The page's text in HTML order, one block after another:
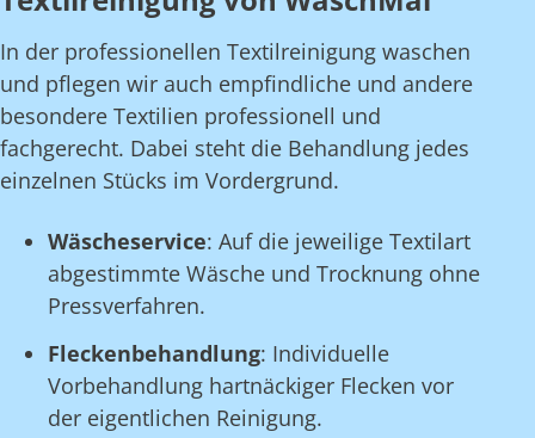
In der professionellen Textilreinigung waschen
und pflegen wir auch empfindliche und andere
besondere Textilien professionell und
fachgerecht. Dabei steht die Behandlung jedes
einzelnen Stücks im Vordergrund.
Wäscheservice: Auf die jeweilige Textilart
abgestimmte Wäsche und Trocknung ohne
Pressverfahren.
Fleckenbehandlung: Individuelle
Vorbehandlung hartnäckiger Flecken vor
der eigentlichen Reinigung.